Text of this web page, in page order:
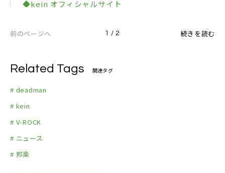
◆kein オフィシャルサイト
前のページへ 1 / 2 続きを読む
Related Tags 関連タグ
# deadman
# kein
# V-ROCK
# ニュース
# 邦楽